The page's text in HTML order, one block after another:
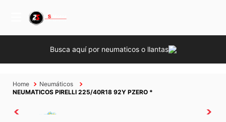
Busca aquí por neumaticos o llantas
Neumáticos
NEUMATICOS PIRELLI 225/40R18 92Y PZERO *